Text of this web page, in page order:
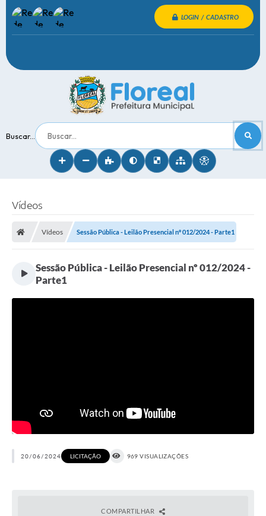
LOGIN / CADASTRO
Buscar...
Vídeos
Vídeos Sessão Pública - Leilão Presencial nº 012/2024 - Parte1
Sessão Pública - Leilão Presencial nº 012/2024 -
Parte1
20/06/2024 LICITAÇÃO 969 VISUALIZAÇÕES
COMPARTILHAR